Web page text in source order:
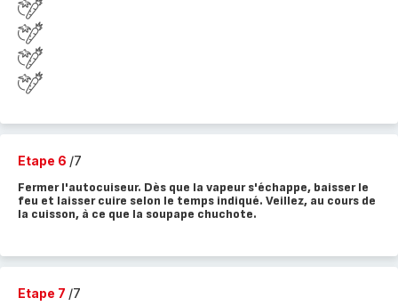
Etape 6 /7
Fermer l'autocuiseur. Dès que la vapeur s'échappe, baisser le
feu et laisser cuire selon le temps indiqué. Veillez, au cours de
la cuisson, à ce que la soupape chuchote.
Etape 7 /7